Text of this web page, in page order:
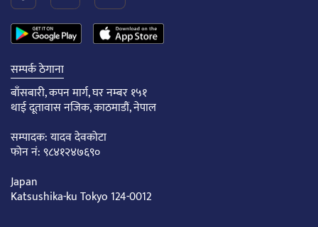
सम्पर्क ठेगाना
बाँसबारी, कपन मार्ग, घर नम्बर १५१
थाई दूतावास नजिक, काठमाडौं, नेपाल
सम्पादक: यादव देवकोटा
फोन नं: ९८४१२४७६९०
Japan
Katsushika-ku Tokyo 124-0012